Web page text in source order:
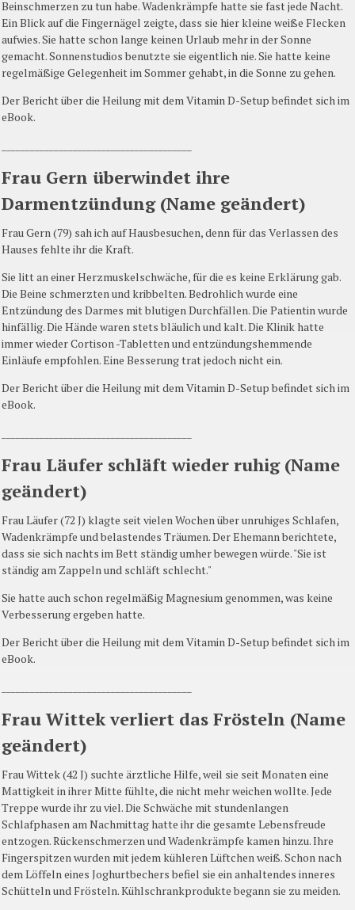
Beinschmerzen zu tun habe. Wadenkrämpfe hatte sie fast jede Nacht.
Ein Blick auf die Fingernägel zeigte, dass sie hier kleine weiße Flecken
aufwies. Sie hatte schon lange keinen Urlaub mehr in der Sonne
gemacht. Sonnenstudios benutzte sie eigentlich nie. Sie hatte keine
regelmäßige Gelegenheit im Sommer gehabt, in die Sonne zu gehen.
Der Bericht über die Heilung mit dem Vitamin D-Setup befindet sich im
eBook.
Frau Gern überwindet ihre
Darmentzündung (Name geändert)
Frau Gern (79) sah ich auf Hausbesuchen, denn für das Verlassen des
Hauses fehlte ihr die Kraft.
Sie litt an einer Herzmuskelschwäche, für die es keine Erklärung gab.
Die Beine schmerzten und kribbelten. Bedrohlich wurde eine
Entzündung des Darmes mit blutigen Durchfällen. Die Patientin wurde
hinfällig. Die Hände waren stets bläulich und kalt. Die Klinik hatte
immer wieder Cortison -Tabletten und entzündungshemmende
Einläufe empfohlen. Eine Besserung trat jedoch nicht ein.
Der Bericht über die Heilung mit dem Vitamin D-Setup befindet sich im
eBook.
Frau Läufer schläft wieder ruhig (Name
geändert)
Frau Läufer (72 J) klagte seit vielen Wochen über unruhiges Schlafen,
Wadenkrämpfe und belastendes Träumen. Der Ehemann berichtete,
dass sie sich nachts im Bett ständig umher bewegen würde. "Sie ist
ständig am Zappeln und schläft schlecht."
Sie hatte auch schon regelmäßig Magnesium genommen, was keine
Verbesserung ergeben hatte.
Der Bericht über die Heilung mit dem Vitamin D-Setup befindet sich im
eBook.
Frau Wittek verliert das Frösteln (Name
geändert)
Frau Wittek (42 J) suchte ärztliche Hilfe, weil sie seit Monaten eine
Mattigkeit in ihrer Mitte fühlte, die nicht mehr weichen wollte. Jede
Treppe wurde ihr zu viel. Die Schwäche mit stundenlangen
Schlafphasen am Nachmittag hatte ihr die gesamte Lebensfreude
entzogen. Rückenschmerzen und Wadenkrämpfe kamen hinzu. Ihre
Fingerspitzen wurden mit jedem kühleren Lüftchen weiß. Schon nach
dem Löffeln eines Joghurtbechers befiel sie ein anhaltendes inneres
Schütteln und Frösteln. Kühlschrankprodukte begann sie zu meiden.